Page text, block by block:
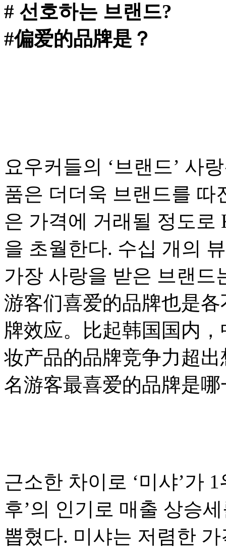
# 선호하는 브랜드?
#偏爱的品牌是？
요우커들의 ‘브랜드’ 사
품은 더더욱 브랜드를 따
은 가격에 거래될 정도
을 초월한다. 수십 개의
가장 사랑을 받은 브랜드
游客们喜爱的品牌也是
牌效应。比起韩国国内
妆产品的品牌竞争力超
名游客最喜爱的品牌是
근소한 차이로 ‘미샤’가
후’의 인기로 매출 상승
뽑혔다. 미샤는 저렴한